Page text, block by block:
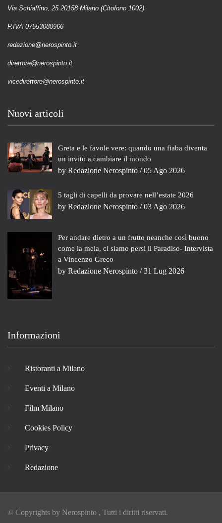
Via Schiaffino, 25 20158 Milano (Citofono 1002)
P.IVA 07553080966
redazione@nerospinto.it
direttore@nerospinto.it
vicedirettore@nerospinto.it
Nuovi articoli
Greta e le favole vere: quando una fiaba diventa
un invito a cambiare il mondo
by Redazione Nerospinto / 05 Ago 2026
5 tagli di capelli da provare nell’estate 2026
by Redazione Nerospinto / 03 Ago 2026
Per andare dietro a un frutto neanche così buono
come la mela, ci siamo persi il Paradiso- Intervista
a Vincenzo Greco
by Redazione Nerospinto / 31 Lug 2026
Informazioni
Ristoranti a Milano
Eventi a Milano
Film Milano
Cookies Policy
Privacy
Redazione
© Copyrights by Nerospinto , Tutti i diritti riservati.